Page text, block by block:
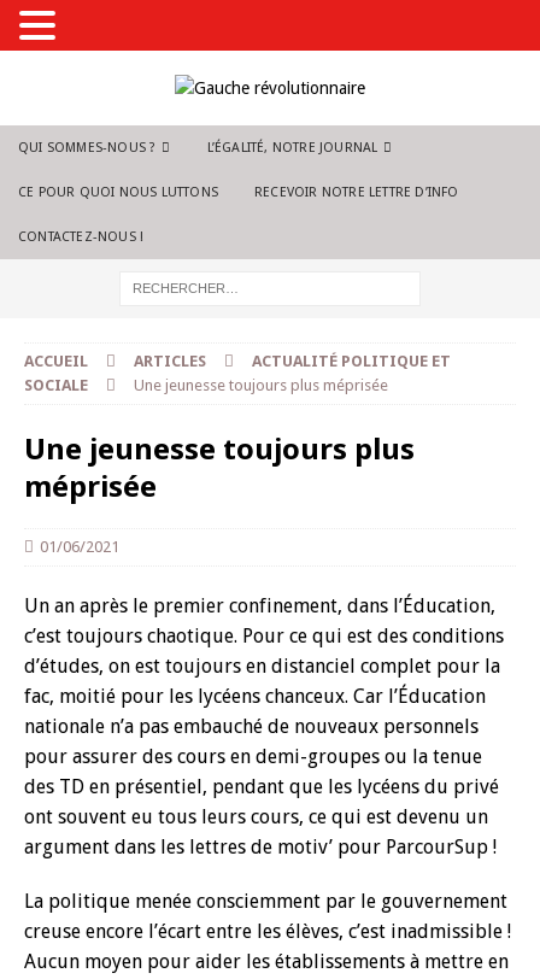
QUI SOMMES-NOUS ? L’ÉGALITÉ, NOTRE JOURNAL
CE POUR QUOI NOUS LUTTONS RECEVOIR NOTRE LETTRE D’INFO
CONTACTEZ-NOUS !
ACCUEIL ARTICLES
ACTUALITÉ POLITIQUE ET
SOCIALE
Une jeunesse toujours plus méprisée
Une jeunesse toujours plus
méprisée
01/06/2021
Un an après le premier confinement, dans l’Éducation,
c’est toujours chaotique. Pour ce qui est des conditions
d’études, on est toujours en distanciel complet pour la
fac, moitié pour les lycéens chanceux. Car l’Éducation
nationale n’a pas embauché de nouveaux personnels
pour assurer des cours en demi-groupes ou la tenue
des TD en présentiel, pendant que les lycéens du privé
ont souvent eu tous leurs cours, ce qui est devenu un
argument dans les lettres de motiv’ pour ParcourSup !
La politique menée consciemment par le gouvernement
creuse encore l’écart entre les élèves, c’est inadmissible !
Aucun moyen pour aider les établissements à mettre en